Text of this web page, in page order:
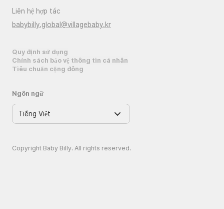
Liên hệ hợp tác
babybilly.global@villagebaby.kr
Quy định sử dụng
Chính sách bảo vệ thông tin cá nhân
Tiêu chuẩn cộng đồng
Ngôn ngữ
Copyright Baby Billy. All rights reserved.